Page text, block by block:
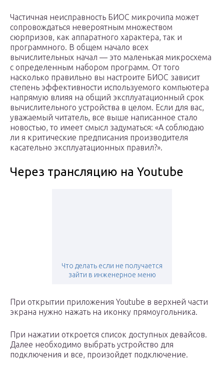
Частичная неисправность БИОС микрочипа может
сопровождаться невероятным множеством
сюрпризов, как аппаратного характера, так и
программного. В общем начало всех
вычислительных начал — это маленькая микросхема
с определенным набором программ. От того
насколько правильно вы настроите БИОС зависит
степень эффективности используемого компьютера
напрямую влияя на общий эксплуатационный срок
вычислительного устройства в целом. Если для вас,
уважаемый читатель, все выше написанное стало
новостью, то имеет смысл задуматься: «А соблюдаю
ли я критические предписания производителя
касательно эксплуатационных правил?».
Через трансляцию на Youtube
Что делать если не получается
зайти в инженерное меню
При открытии приложения Youtube в верхней части
экрана нужно нажать на иконку прямоугольника.
При нажатии откроется список доступных девайсов.
Далее необходимо выбрать устройство для
подключения и все, произойдет подключение.